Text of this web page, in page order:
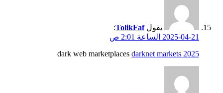
يقول TolikFaf
:
2025-04-21 الساعة 2:01 ص
dark web marketplacesdarknet markets 2025